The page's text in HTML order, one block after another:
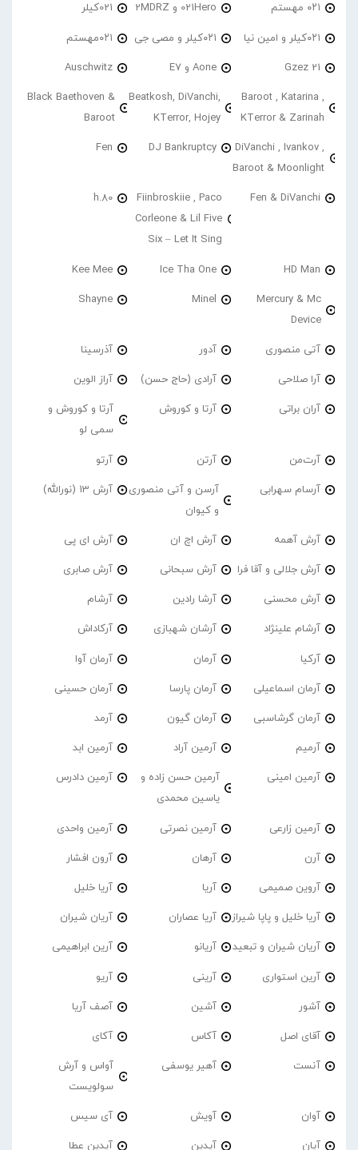
۰۲۱ مهستم 021Hero و 2MDRZ 021کیلر
۰۲۱کیلر و امین نیا ۰۲۱کیلر و مصی جی ۰۲۱مهستم
21 Gzez Aone و E7 Auschwitz
Baroot , Katarina ,
KTerror & Zarinah
Beatkosh, DiVanchi,
KTerror, Hojey
Black Baethoven &
Baroot
DiVanchi , Ivankov ,
Baroot & Moonlight
DJ Bankruptcy
Fen
Fen & DiVanchi
Fiinbroskiie , Paco
Corleone & Lil Five
Six – Let It Sing
h.80
HD Man
Ice Tha One
Kee Mee
Mercury & Mc
Device
Minel
Shayne
آتی منصوری آدور آذرسینا
آرا صلاحی آرادی (حاج حسن) آراز الوین
آران براتی آرتا و کوروش
آرتا و کوروش و
سمی لو
آرت‌من آرتن آرتو
آرسام سهرابی
آرسن و آتی منصوری
و کیوان
آرش 13 (نورالله)
آرش آهمه آرش اچ ان آرش ای پی
آرش جلالی و آقا فرا آرش سبحانی آرش صابری
آرش محسنی آرشا رادین آرشام
آرشام علینژاد آرشان شهبازی آرکاداش
آرکیا آرمان آرمان آوا
آرمان اسماعیلی آرمان پارسا آرمان حسینی
آرمان گرشاسبی آرمان گیون آرمد
آرمیم آرمین آراد آرمین ابد
آرمین امینی
آرمین حسن زاده و
یاسین محمدی
آرمین دادرس
آرمین زارعی آرمین نصرتی آرمین واحدی
آرن آرهان آرون افشار
آروین صمیمی آریا آریا خلیل
آریا خلیل و پاپا شیراز آریا عصاران آریان شیران
آریان شیران و تبعید آریانو آرین ابراهیمی
آرین استواری آرینی آریو
آشور آشین آصف آریا
آقای اصل آکاس آکای
آنست آهیر یوسفی
آواس و آرش
سولویست
آوان آویش آی سیس
آیان آیدین آیدین عطا